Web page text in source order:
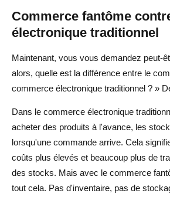
commerce fantôme ?
Pouvez-vous vraiment gagner de
commerce fantôme ?
Est-ce que Ghost Commerce est
Commerce fantôme
électronique traditionnel
Maintenant, vous vous demandez peut-
alors, quelle est la différence entre le
commerce électronique traditionnel ? »
Dans le commerce électronique
acheter des produits à l'avance, les
lorsqu'une commande arrive. Cela
coûts plus élevés et beaucoup plus de
des stocks. Mais avec le commerce
tout cela. Pas d'inventaire, pas de